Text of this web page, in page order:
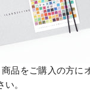
品をご購入の方に
。